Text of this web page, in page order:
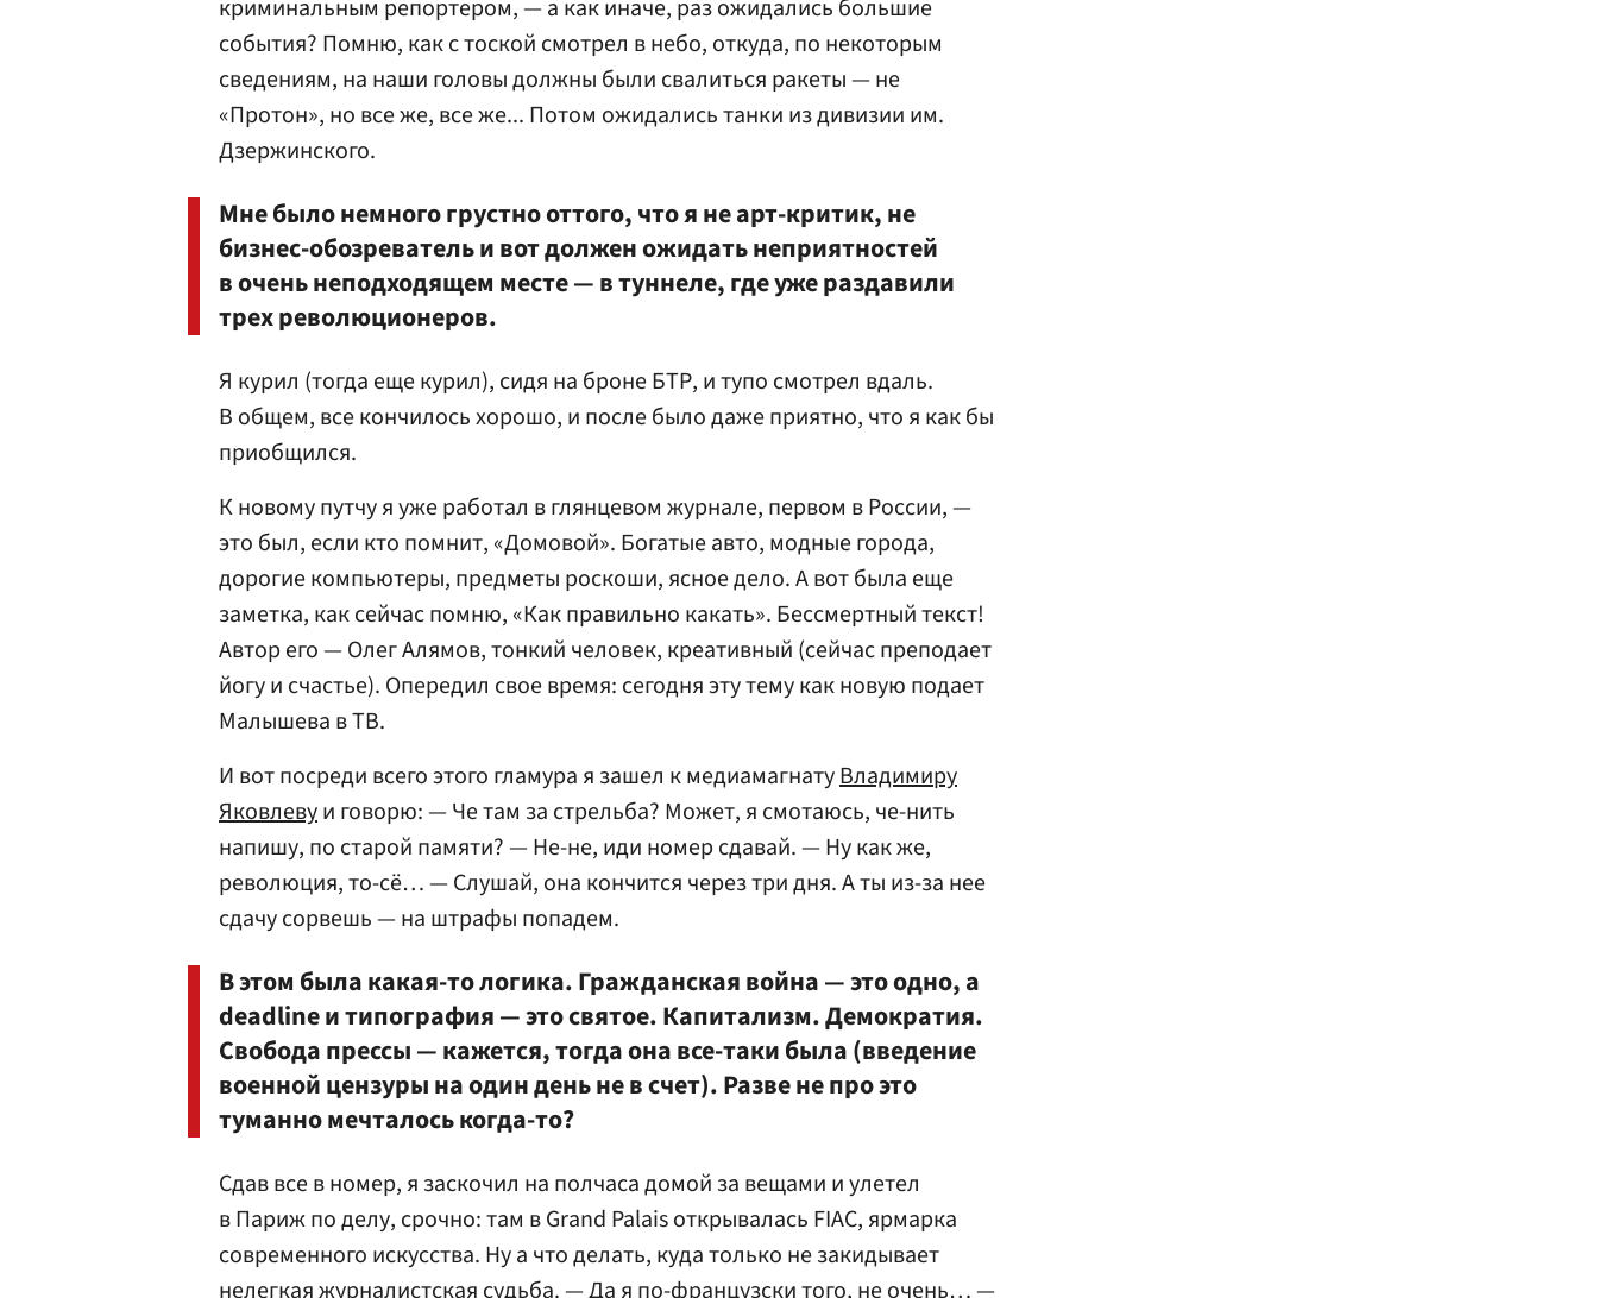
криминальным репортером, — а как иначе, раз ожидались большие
события? Помню, как с тоской смотрел в небо, откуда, по некоторым
сведениям, на наши головы должны были свалиться ракеты — не
«Протон», но все же, все же... Потом ожидались танки из дивизии им.
Дзержинского.
Мне было немного грустно оттого, что я не арт-критик, не
бизнес-обозреватель и вот должен ожидать неприятностей
в очень неподходящем месте — в туннеле, где уже раздавили
трех революционеров.
Я курил (тогда еще курил), сидя на броне БТР, и тупо смотрел вдаль.
В общем, все кончилось хорошо, и после было даже приятно, что я как бы
приобщился.
К новому путчу я уже работал в глянцевом журнале, первом в России, —
это был, если кто помнит, «Домовой». Богатые авто, модные города,
дорогие компьютеры, предметы роскоши, ясное дело. А вот была еще
заметка, как сейчас помню, «Как правильно какать». Бессмертный текст!
Автор его — Олег Алямов, тонкий человек, креативный (сейчас преподает
йогу и счастье). Опередил свое время: сегодня эту тему как новую подает
Малышева в ТВ.
И вот посреди всего этого гламура я зашел к медиамагнатуВладимиру
Яковлевуи говорю: — Че там за стрельба? Может, я смотаюсь, че-нить
напишу, по старой памяти? — Не-не, иди номер сдавай. — Ну как же,
революция, то-сё… — Слушай, она кончится через три дня. А ты из-за нее
сдачу сорвешь — на штрафы попадем.
В этом была какая-то логика. Гражданская война — это одно, а
deadline и типография — это святое. Капитализм. Демократия.
Свобода прессы — кажется, тогда она все-таки была (введение
военной цензуры на один день не в счет). Разве не про это
туманно мечталось когда-то?
Сдав все в номер, я заскочил на полчаса домой за вещами и улетел
в Париж по делу, срочно: там в Grand Palais открывалась FIAC, ярмарка
современного искусства. Ну а что делать, куда только не закидывает
нелегкая журналистская судьба. — Да я по-французски того, не очень… —